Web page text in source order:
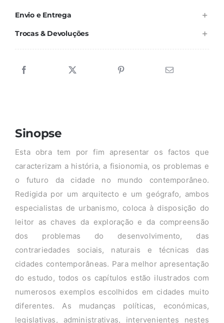
Envio e Entrega
Trocas & Devoluções
Sinopse
Esta obra tem por fim apresentar os factos que
caracterizam a história, a fisionomia, os problemas e
o futuro da cidade no mundo contemporâneo.
Redigida por um arquitecto e um geógrafo, ambos
especialistas de urbanismo, coloca à disposição do
leitor as chaves da exploração e da compreensão
dos problemas do desenvolvimento, das
contrariedades sociais, naturais e técnicas das
cidades contemporâneas. Para melhor apresentação
do estudo, todos os capítulos estão ilustrados com
numerosos exemplos escolhidos em cidades muito
diferentes. As mudanças políticas, económicas,
legislativas, administrativas, intervenientes nestes